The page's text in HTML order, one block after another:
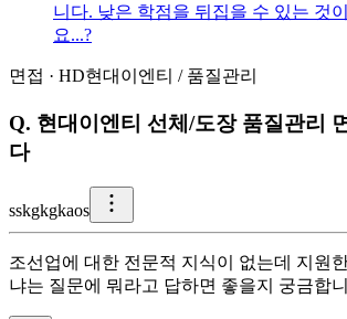
니다. 낮은 학점을 뒤집을 수 있는 것
요...?
면접 · HD현대이엔티 / 품질관리
Q. 현대이엔티 선체/도장 품질관리
다
sskgkgkaos
조선업에 대한 전문적 지식이 없는데 지원
냐는 질문에 뭐라고 답하면 좋을지 궁금합